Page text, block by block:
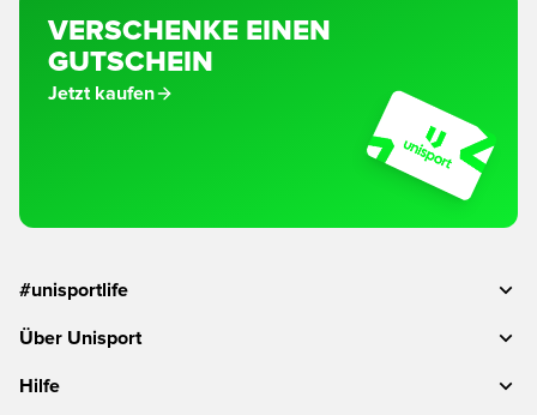
VERSCHENKE EINEN
GUTSCHEIN
Jetzt kaufen
#unisportlife
Über Unisport
Hilfe